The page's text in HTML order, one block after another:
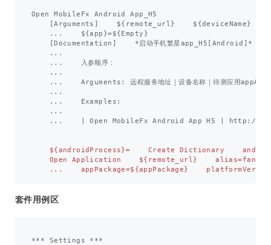
Open MobileFx Android
App_H5
[Arguments ] ${ remote_url} $ {deviceName}
...
${app }=${Empty }
[Documentation ] *启动手机繁星app_H5 [ Android ] *
...
...
入参顺序 ：
...
...
Arguments : 远程服务地址 ｜设备名称 ｜待测应用
...
...
Examples :
...
...
Open MobileFx Android App H5 http : //
${androidProcess}=    Create Dictionary
Open Application    ${remote_url}
套件用例区
*** Settings
***